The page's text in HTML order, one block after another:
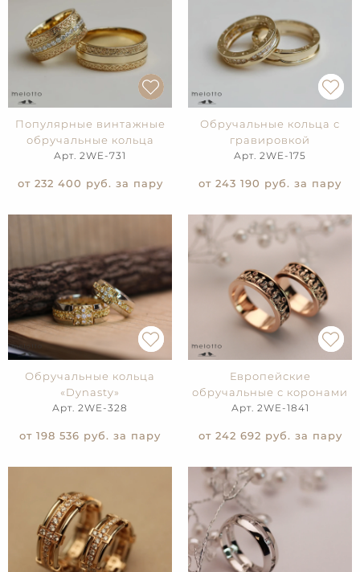
Популярные винтажные
обручальные кольца
Арт. 2WE-731
от 232 400 руб. за пару
Обручальные кольца с
гравировкой
Арт. 2WE-175
от 243 190 руб. за пару
Обручальные кольца
«Dynasty»
Арт. 2WE-328
от 198 536 руб. за пару
Европейские
обручальные с коронами
Арт. 2WE-1841
от 242 692 руб. за пару